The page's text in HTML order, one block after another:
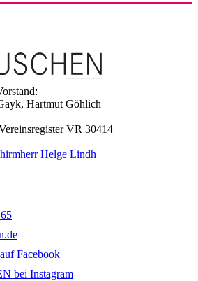
Hartmut Göhlich
VR 30414
Helge Lindh
Facebook
bei Instagram